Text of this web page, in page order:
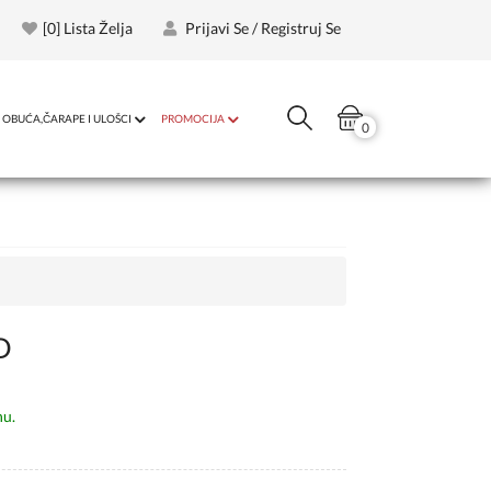
[0] Lista Želja Prijavi Se / Registruj Se
OBUĆA,ČARAPE I ULOŠCI PROMOCIJA
0